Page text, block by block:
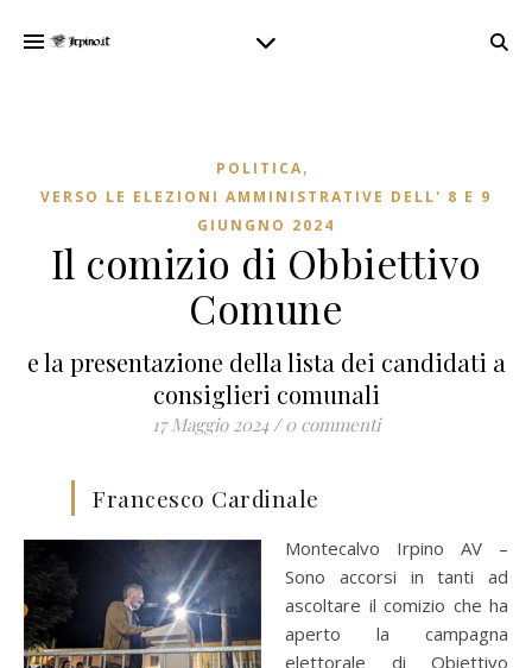
POLITICA,
VERSO LE ELEZIONI AMMINISTRATIVE DELL' 8 E 9
GIUNGNO 2024
Il comizio di Obbiettivo
Comune
e la presentazione della lista dei candidati a
consiglieri comunali
17 Maggio 2024 / 0 commenti
Francesco Cardinale
Montecalvo Irpino AV –
Sono accorsi in tanti ad
ascoltare il comizio che ha
aperto la campagna
elettorale di Obiettivo